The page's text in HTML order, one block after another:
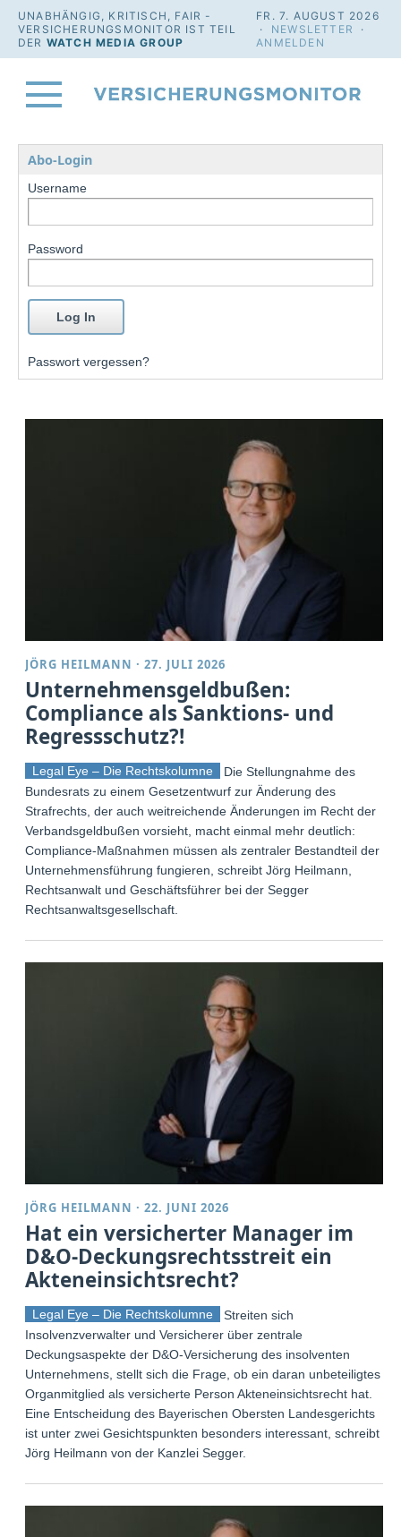
UNABHÄNGIG, KRITISCH, FAIR -
VERSICHERUNGSMONITOR IST TEIL
DER WATCH MEDIA GROUP
FR. 7. AUGUST 2026
· NEWSLETTER
·
ANMELDEN
Abo-Login
Username
Password
Passwort vergessen?
JÖRG HEILMANN ·27. JULI 2026
Unternehmensgeldbußen:
Compliance als Sanktions- und
Regressschutz?!
Legal Eye – Die Rechtskolumne
Die Stellungnahme des
Bundesrats zu einem Gesetzentwurf zur Änderung des
Strafrechts, der auch weitreichende Änderungen im Recht der
Verbandsgeldbußen vorsieht, macht einmal mehr deutlich:
Compliance-Maßnahmen müssen als zentraler Bestandteil der
Unternehmensführung fungieren, schreibt Jörg Heilmann,
Rechtsanwalt und Geschäftsführer bei der Segger
Rechtsanwaltsgesellschaft.
JÖRG HEILMANN ·22. JUNI 2026
Hat ein versicherter Manager im
D&O-Deckungsrechtsstreit ein
Akteneinsichtsrecht?
Legal Eye – Die Rechtskolumne
Streiten sich
Insolvenzverwalter und Versicherer über zentrale
Deckungsaspekte der D&O-Versicherung des insolventen
Unternehmens, stellt sich die Frage, ob ein daran unbeteiligtes
Organmitglied als versicherte Person Akteneinsichtsrecht hat.
Eine Entscheidung des Bayerischen Obersten Landesgerichts
ist unter zwei Gesichtspunkten besonders interessant, schreibt
Jörg Heilmann von der Kanzlei Segger.